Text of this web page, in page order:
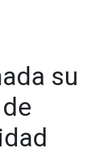
su